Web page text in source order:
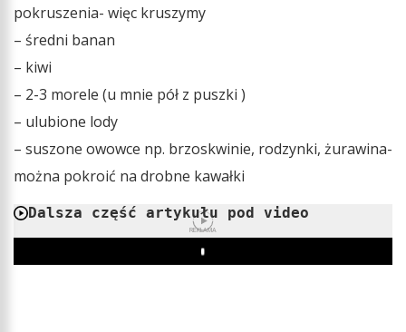
pokruszenia- więc kruszymy
– średni banan
– kiwi
– 2-3 morele (u mnie pół z puszki )
– ulubione lody
– suszone owowce np. brzoskwinie, rodzynki, żurawina-
można pokroić na drobne kawałki
Dalsza część artykułu pod video
REKLAMA
Play